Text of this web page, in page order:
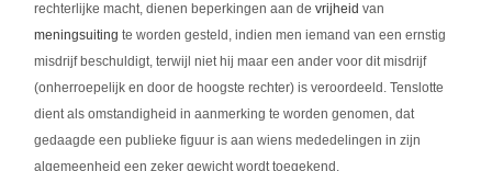
rechterlijke macht, dienen beperkingen aan devrijheid van
meningsuiting te worden gesteld, indien men iemand van een ernstig
misdrijf beschuldigt, terwijl niet hij maar een ander voor dit misdrijf
(onherroepelijk en door de hoogste rechter) is veroordeeld. Tenslotte
dient als omstandigheid in aanmerking te worden genomen, dat
gedaagde een publieke figuur is aan wiens mededelingen in zijn
algemeenheid een zeker gewicht wordt toegekend.